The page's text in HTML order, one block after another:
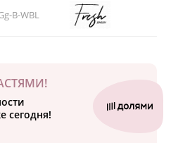
B-WBL
сегодня!